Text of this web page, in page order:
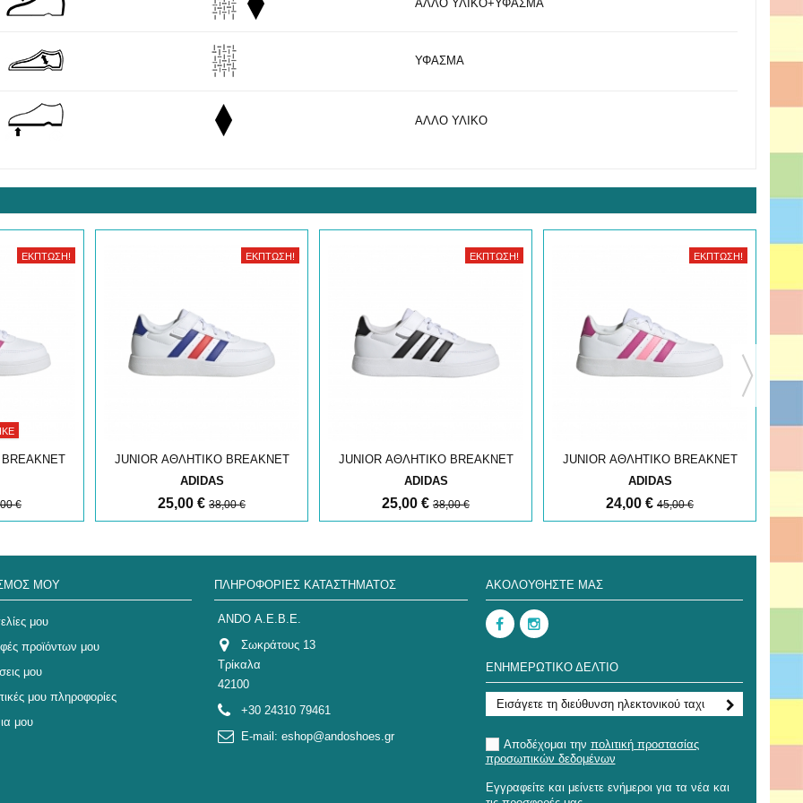
ΑΛΛΟ ΥΛΙΚΟ+ΥΦΑΣΜΑ
ΥΦΑΣΜΑ
ΑΛΛΟ ΥΛΙΚΟ
ΈΚΠΤΩΣΗ!
€
ΈΚΠΤΩΣΗ!
JUNIOR ΑΘΛΗΤΙΚΟ BREAKNET
ADIDAS
25,00 € 38,00 €
ΈΚΠΤΩΣΗ!
JUNIOR ΑΘΛΗΤΙΚΟ BREAKNET
ADIDAS
25,00 € 38,00 €
ΈΚΠΤΩΣΗ!
JUNIOR ΑΘΛΗΤΙΚΟ BREAKNET
ADIDAS
24,00 € 45,00 €
ΜΟΥ
μου
προϊόντων μου
μου
μου πληροφορίες
μου
ΠΛΗΡΟΦΟΡΊΕΣ ΚΑΤΑΣΤΉΜΑΤΟΣ
ANDO Α.Ε.Β.Ε.
Σωκράτους 13
Τρίκαλα
42100
+30 24310 79461
E-mail: eshop@andoshoes.gr
ΑΚΟΛΟΥΘΉΣΤΕ ΜΑΣ
ΕΝΗΜΕΡΩΤΙΚΌ ΔΕΛΤΊΟ
Αποδέχομαι την πολιτική προστασίας
προσωπικών δεδομένων
Εγγραφείτε και μείνετε ενήμεροι για τα νέα και